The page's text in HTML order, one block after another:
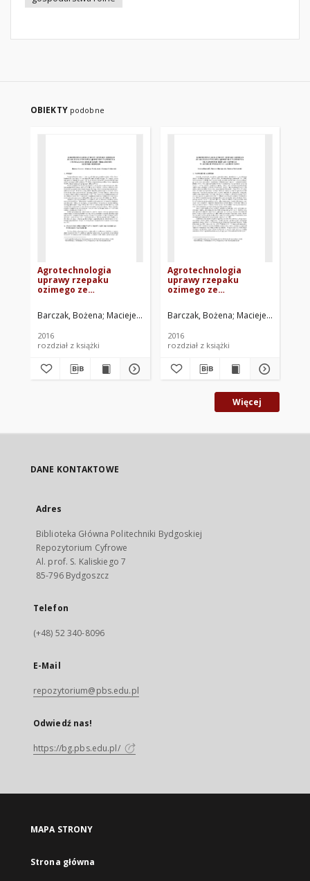
OBIEKTY podobne
Agrotechnologia
uprawy rzepaku
ozimego ze
uwzględnieniem
nawożenia. I.
siedliskowe i
pokarmowe rzepaku
Barczak, Bożena Maciejewski, Mateusz Świtkowski, Mateusz
2016
rozdział z książki
Agrotechnologia
uprawy rzepaku
ozimego ze
uwzględnieniem
nawożenia. III.
ozimego w aspekcie
wielkości i jakości
Barczak, Bożena Maciejewski,
2016
rozdział z książki
Więcej
DANE KONTAKTOWE
Adres
Biblioteka Główna Politechniki Bydgoskiej
Repozytorium Cyfrowe
Al. prof. S. Kaliskiego 7
85-796 Bydgoszcz
Telefon
(+48) 52 340-8096
E-Mail
repozytorium@pbs.edu.pl
Odwiedź nas!
https://bg.pbs.edu.pl/
MAPA STRONY
Strona główna